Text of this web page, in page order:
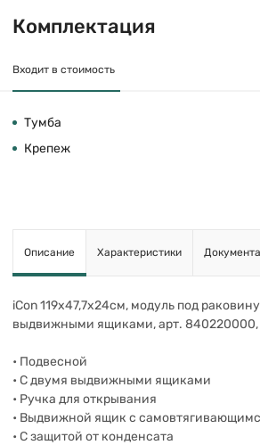
Комплектация
Входит в стоимость
Тумба
Крепеж
Описание Характеристики
iCon 119х47,7х24см, модуль под
выдвижными ящиками, арт. 840220000,
• Подвесной
• С двумя выдвижными ящиками
• Ручка для открывания
• Выдвижной ящик с
• С защитой от конденсата